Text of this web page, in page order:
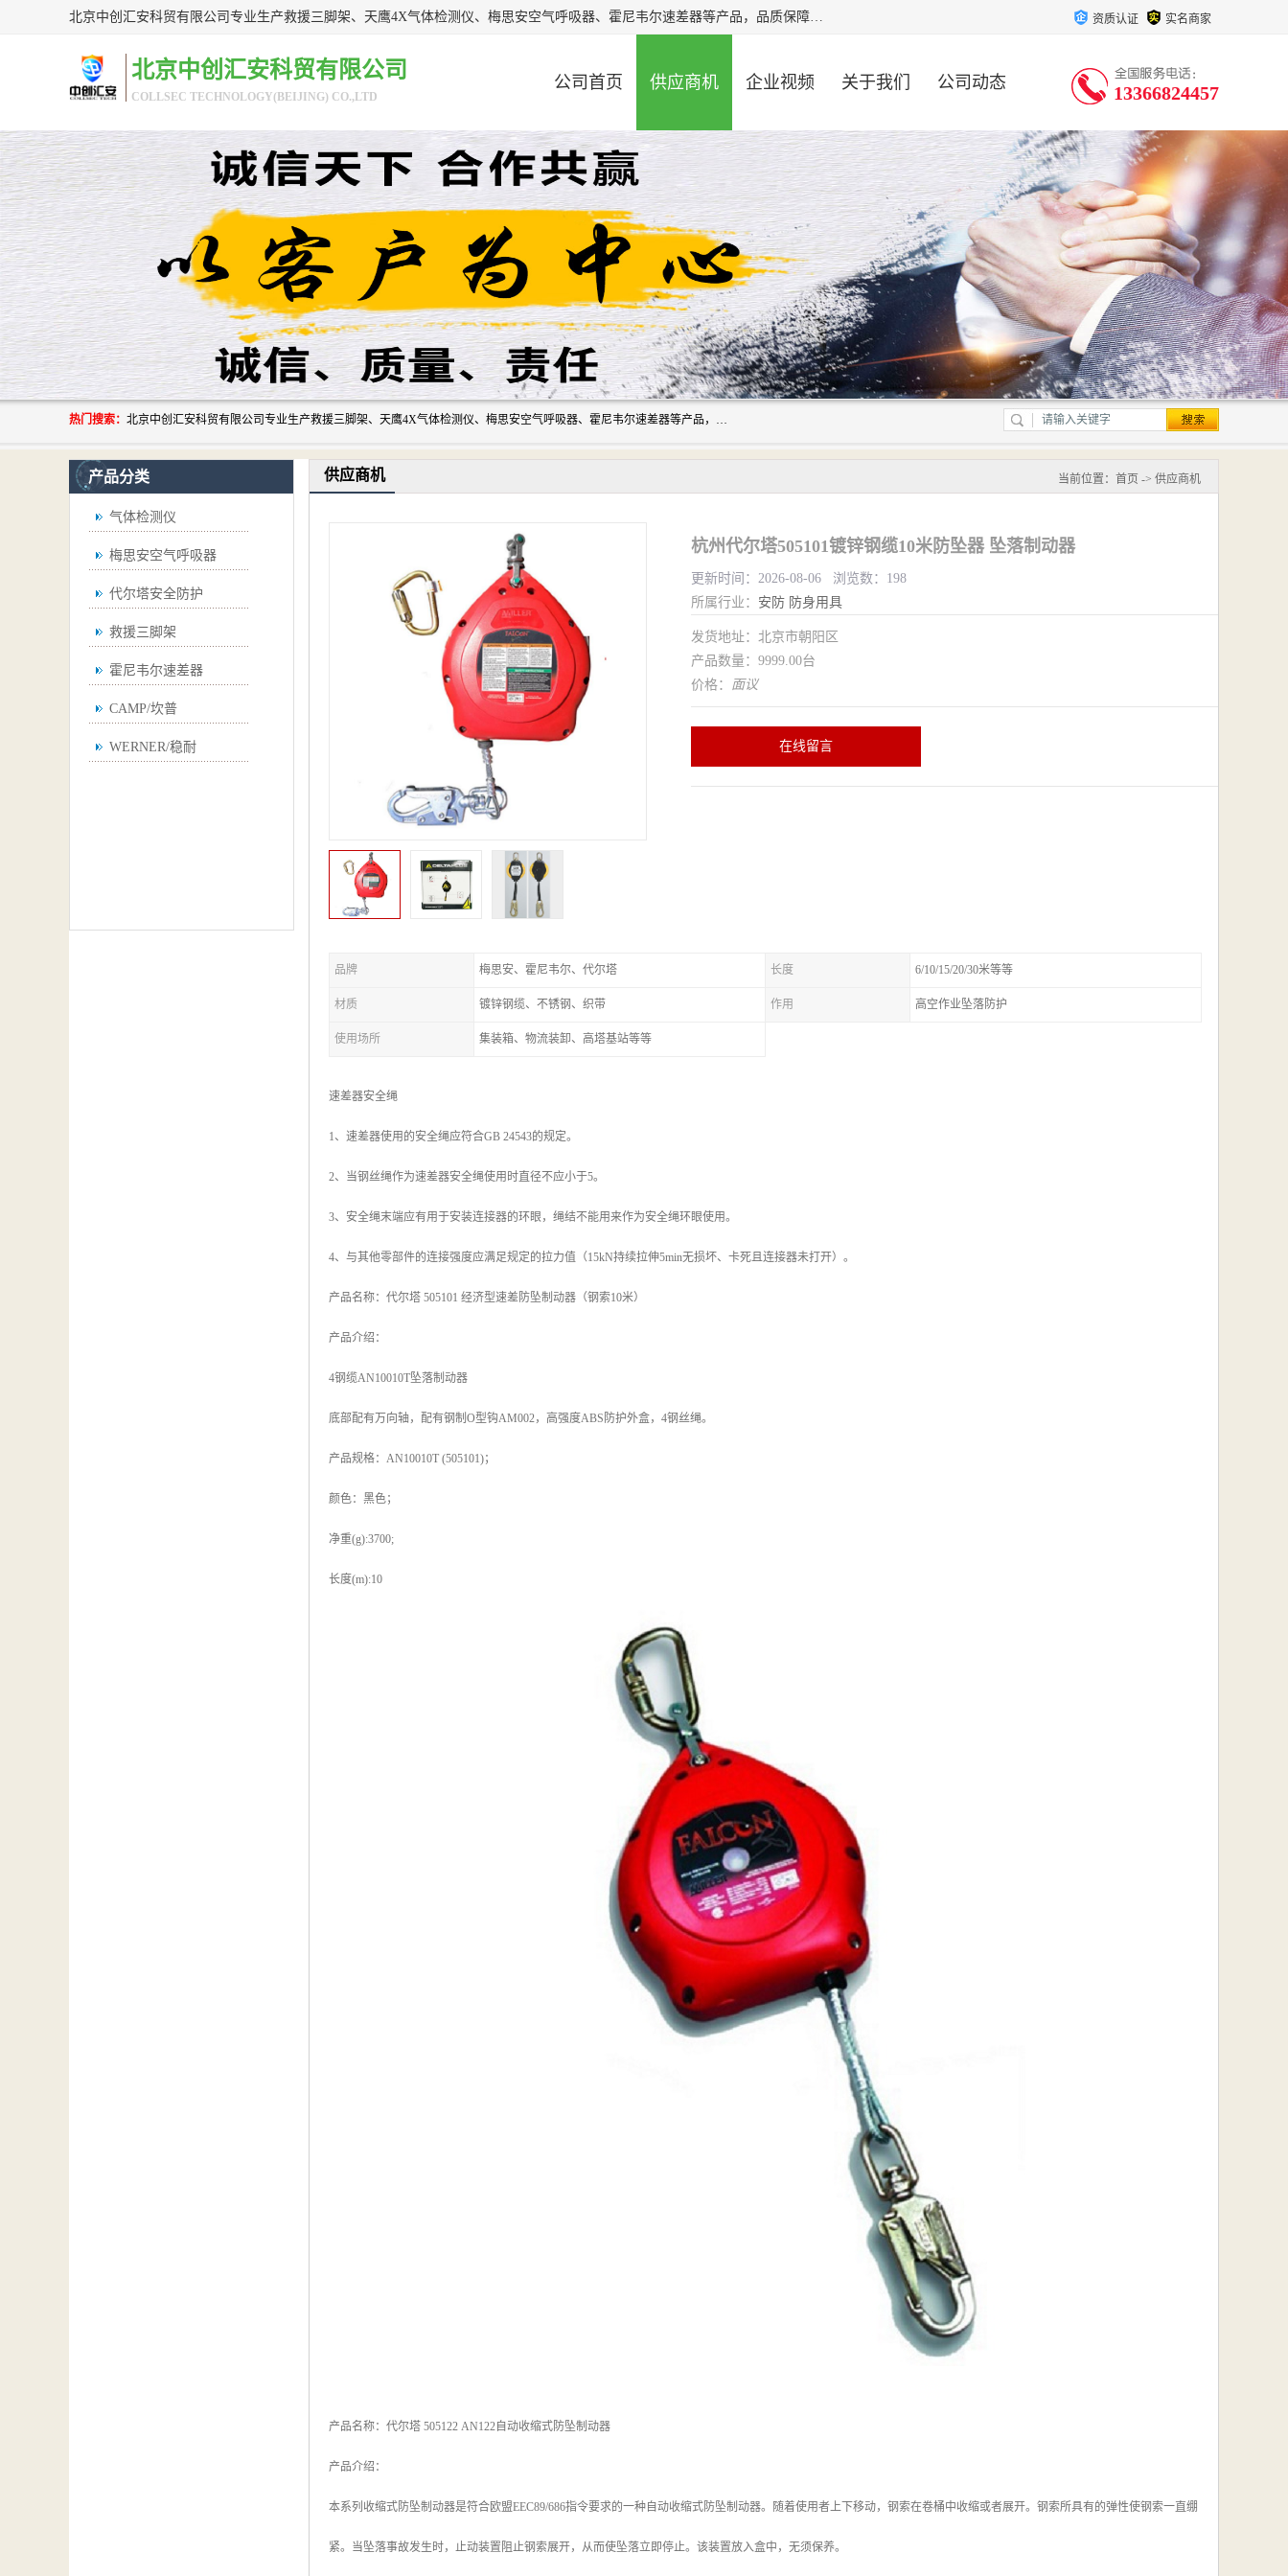
北京中创汇安科贸有限公司专业生产救援三脚架、天鹰4X气体检测仪、梅思安空气呼吸器、霍尼韦尔速差器等产品，品质保障，价格合理，欢迎在线致电咨询。 资质认证 实名商家
北京中创汇安科贸有限公司
COLLSEC TECHNOLOGY(BEIJING) CO.,LTD
公司首页 供应商机 企业视频 关于我们 公司动态 13366824457
热门搜索： 北京中创汇安科贸有限公司专业生产救援三脚架、天鹰4X气体检测仪、梅思安空气呼吸器、霍尼韦尔速差器等产品，品质保障，价格合理，欢迎在线致电咨询。
产品分类
气体检测仪
梅思安空气呼吸器
代尔塔安全防护
救援三脚架
霍尼韦尔速差器
CAMP/坎普
WERNER/稳耐
供应商机 当前位置： 首页 -> 供应商机
杭州代尔塔505101镀锌钢缆10米防坠器 坠落制动器
更新时间：2026-08-06 浏览数：198
所属行业： 安防 防身用具
发货地址：北京市朝阳区
产品数量：9999.00台
价格： 面议
在线留言
品牌 梅思安、霍尼韦尔、代尔塔 长度 6/10/15/20/30米等等
材质 镀锌钢缆、不锈钢、织带 作用 高空作业坠落防护
使用场所 集装箱、物流装卸、高塔基站等等
速差器安全绳
1、速差器使用的安全绳应符合GB 24543的规定。
2、当钢丝绳作为速差器安全绳使用时直径不应小于5。
3、安全绳末端应有用于安装连接器的环眼，绳结不能用来作为安全绳环眼使用。
4、与其他零部件的连接强度应满足规定的拉力值（15kN持续拉伸5min无损坏、卡死且连接器未打开）。
产品名称：代尔塔 505101 经济型速差防坠制动器（钢索10米）
产品介绍：
4钢缆AN10010T坠落制动器
底部配有万向轴，配有钢制O型钩AM002，高强度ABS防护外盒，4钢丝绳。
产品规格：AN10010T (505101)；
颜色：黑色；
净重(g):3700;
长度(m):10
产品名称：代尔塔 505122 AN122自动收缩式防坠制动器
产品介绍：
本系列收缩式防坠制动器是符合欧盟EEC89/686指令要求的一种自动收缩式防坠制动器。随着使用者上下移动，钢索在卷桶中收缩或者展开。钢索所具有的弹性使钢索一直绷
紧。当坠落事故发生时，止动装置阻止钢索展开，从而使坠落立即停止。该装置放入盒中，无须保养。